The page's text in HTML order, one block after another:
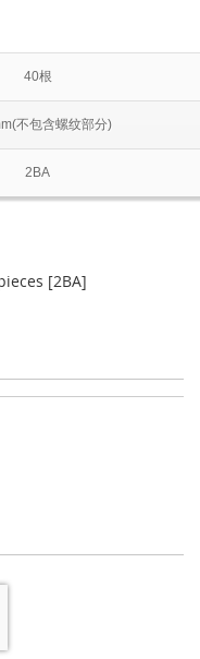
40根
不包含螺纹部分)
2BA
[2BA]